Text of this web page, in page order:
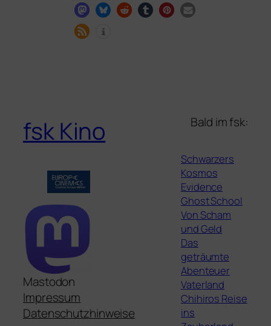
fsk Kino
Mastodon
Impressum
Datenschutzhinweise
Bald im fsk:
Schwarzers
Kosmos
Evidence
Ghost School
Von Scham
und Geld
Das
geträumte
Abenteuer
Vaterland
Chihiros Reise
ins